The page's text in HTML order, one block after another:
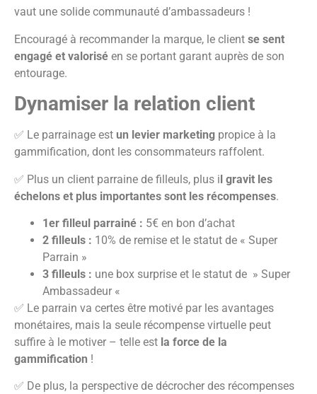
vaut une solide communauté d’ambassadeurs !
Encouragé à recommander la marque, le client se sent
engagé et valorisé en se portant garant auprès de son
entourage.
Dynamiser la relation client
✅ Le parrainage est un levier marketing propice à la
gammification, dont les consommateurs raffolent.
✅ Plus un client parraine de filleuls, plus il gravit les
échelons et plus importantes sont les récompenses.
1er filleul parrainé : 5€ en bon d’achat
2 filleuls : 10% de remise et le statut de « Super
Parrain »
3 filleuls : une box surprise et le statut de » Super
Ambassadeur «
✅ Le parrain va certes être motivé par les avantages
monétaires, mais la seule récompense virtuelle peut
suffire à le motiver – telle est la force de la
gammification !
✅ De plus, la perspective de décrocher des récompenses